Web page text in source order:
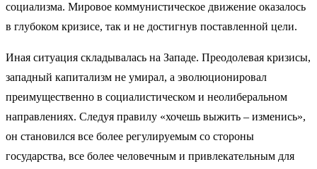
социализма. Мировое коммунистическое движение оказалось
в глубоком кризисе, так и не достигнув поставленной цели.
Иная ситуация складывалась на Западе. Преодолевая кризисы,
западный капитализм не умирал, а эволюционировал
преимущественно в социалистическом и неолиберальном
направлениях. Следуя правилу «хочешь выжить – изменись»,
он становился все более регулируемым со стороны
государства, все более человечным и привлекательным для